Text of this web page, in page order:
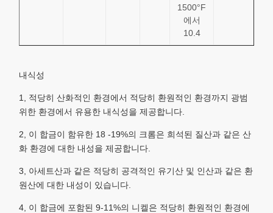
1500°F
에서
10.4
내식성
1, 적당히 산화적인 환경에서 적당히 환원적인 환경까지 광범
위한 환경에서 유용한 내식성을 제공합니다.
2, 이 합금이 함유한 18 -19%의 크롬은 희석된 질산과 같은 산
화 환경에 대한 내성을 제공합니다.
3, 아세트산과 같은 적당히 공격적인 유기산 및 인산과 같은 환
원산에 대한 내성이 있습니다.
4, 이 합금에 포함된 9-11%의 니켈은 적당히 환원적인 환경에